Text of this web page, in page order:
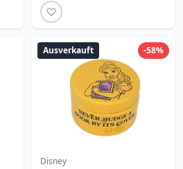
-58%
Ausverkauft
Disney